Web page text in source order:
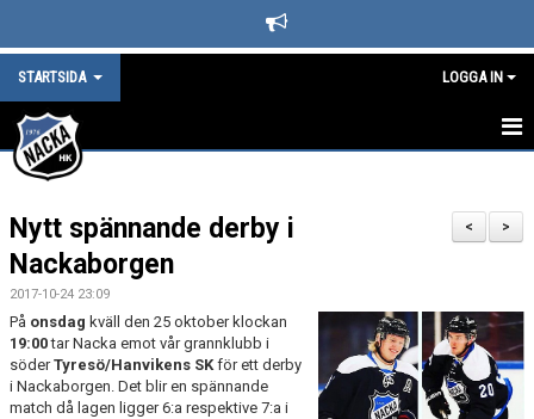
STARTSIDA LOGGA IN
STARTSIDA
DET HÄNDER I NACKA HK
LEDARE
BLI SUPPORTER I NACKA HOCKEY
SPONSORER
>
<
Nytt spännande derby i
Nackaborgen
2017-10-24 23:09
På onsdag kväll den 25 oktober klockan
19:00tar Nacka emot vår grannklubb i
söderTyresö/Hanvikens SKför ett derby
i Nackaborgen. Det blir en spännande
match då lagen ligger 6:a respektive 7:a i